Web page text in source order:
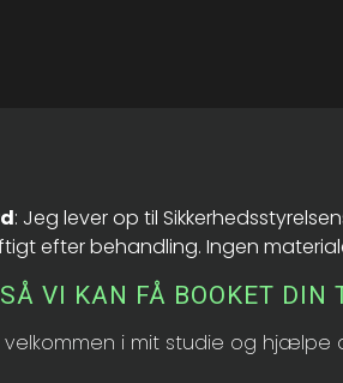
: Jeg lever op til
efter behandling. Ingen
VI KAN FÅ BOOKET DIN
i mit studie og hjælpe